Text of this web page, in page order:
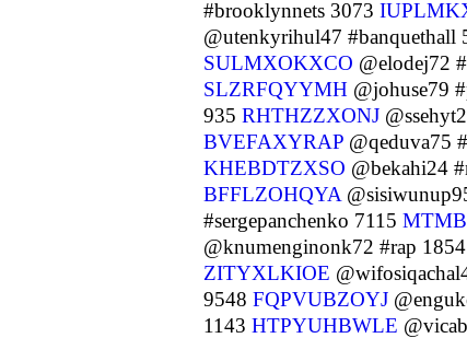
#brooklynnets 3073
@utenkyrihul47 #banquethall
SULMXOKXCO @elodej72
SLZRFQYYMH @johuse79
935 RHTHZZXONJ
BVEFAXYRAP @qeduva75
KHEBDTZXSO @bekahi24
BFFLZOHQYA
#sergepanchenko 7115
@knumenginonk72 #rap 1854
ZITYXLKIOE
9548 FQPVUBZOYJ
1143 HTPYUHBWLE